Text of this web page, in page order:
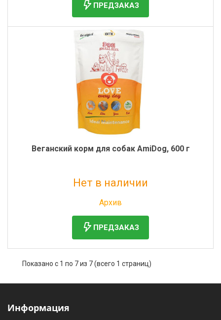
ПРЕДЗАКАЗ
Веганский корм для собак AmiDog, 600 г
Нет в наличии
Архив
ПРЕДЗАКАЗ
Показано с 1 по 7 из 7 (всего 1 страниц)
Информация